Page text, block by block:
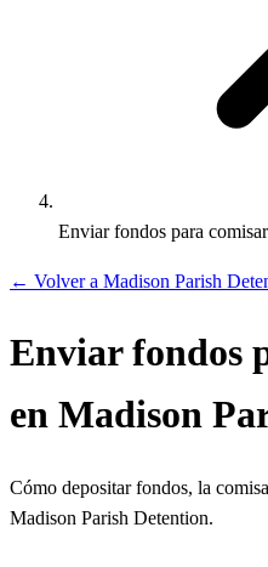
Enviar fondos para
← Volver a Madison Parish
Enviar fondos
en Madison
Cómo depositar fondos, la
Madison Parish Detention.